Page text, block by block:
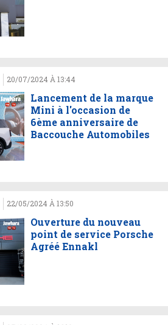
20/07/2024 À 13:44
Lancement de la marque
Mini à l'occasion de
6ème anniversaire de
Baccouche Automobiles
22/05/2024 À 13:50
Ouverture du nouveau
point de service Porsche
Agréé Ennakl